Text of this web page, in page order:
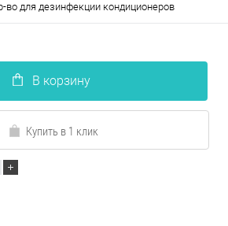
во для дезинфекции кондиционеров
В корзину
Купить в 1 клик